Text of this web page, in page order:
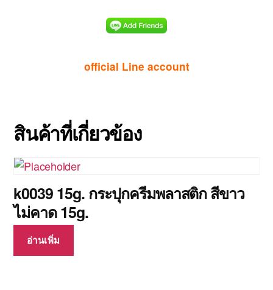
official Line account
สินค้าที่เกี่ยวข้อง
k0039 15g. กระปุกครีมพลาสติก สีขาว
ไม่คาด 15g.
อ่านเพิ่ม